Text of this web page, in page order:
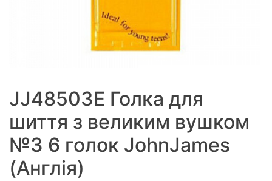
JJ48503E Голка для
шиття з великим вушком
№3 6 голок JohnJames
(Англія)